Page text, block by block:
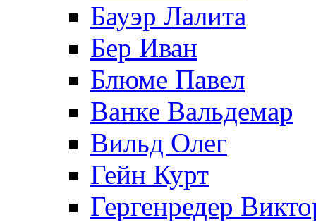
Бауэр Лалита
Бер Иван
Блюме Павел
Ванке Вальдемар
Вильд Олег
Гейн Курт
Гергенредер